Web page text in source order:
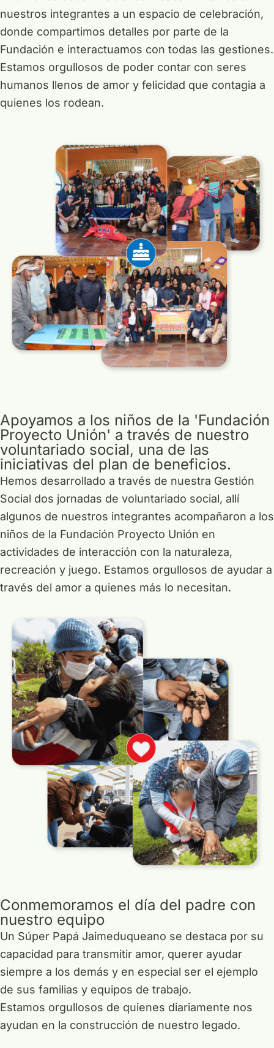
nuestros integrantes a un espacio de celebración,
donde compartimos detalles por parte de la
Fundación e interactuamos con todas las gestiones.
Estamos orgullosos de poder contar con seres
humanos llenos de amor y felicidad que contagia a
quienes los rodean.
Apoyamos a los niños de la 'Fundación
Proyecto Unión' a través de nuestro
voluntariado social, una de las
iniciativas del plan de beneficios.
Hemos desarrollado a través de nuestra Gestión
Social dos jornadas de voluntariado social, allí
algunos de nuestros integrantes acompañaron a los
niños de la Fundación Proyecto Unión en
actividades de interacción con la naturaleza,
recreación y juego. Estamos orgullosos de ayudar a
través del amor a quienes más lo necesitan.
Conmemoramos el día del padre con
nuestro equipo
Un Súper Papá Jaimeduqueano se destaca por su
capacidad para transmitir amor, querer ayudar
siempre a los demás y en especial ser el ejemplo
de sus familias y equipos de trabajo.
Estamos orgullosos de quienes diariamente nos
ayudan en la construcción de nuestro legado.